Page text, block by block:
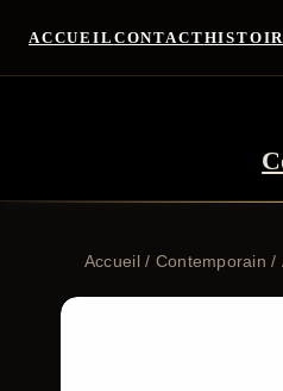
ACCUEIL CONTACT
Accueil/ Contemporain /